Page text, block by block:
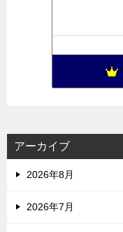
アーカイブ
2026年8月
2026年7月